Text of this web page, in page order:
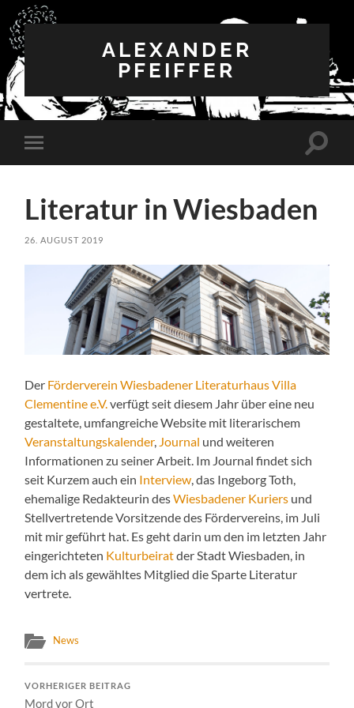
ALEXANDER
PFEIFFER
Mobile-
Menü
Literatur in Wiesbaden
26. AUGUST 2019
Der Förderverein Wiesbadener Literaturhaus Villa
Clementine e.V.verfügt seit diesem Jahr über eine neu
gestaltete, umfangreiche Website mit literarischem
Veranstaltungskalender, Journal und weiteren
Informationen zu seiner Arbeit. Im Journal findet sich
seit Kurzem auch ein Interview, das Ingeborg Toth,
ehemalige Redakteurin desWiesbadener Kuriers und
Stellvertretende Vorsitzende des Fördervereins, im Juli
mit mir geführt hat. Es geht darin um den im letzten Jahr
eingerichteten Kulturbeiratder Stadt Wiesbaden, in
dem ich als gewähltes Mitglied die Sparte Literatur
vertrete.
News
VORHERIGER BEITRAG
Mord vor Ort